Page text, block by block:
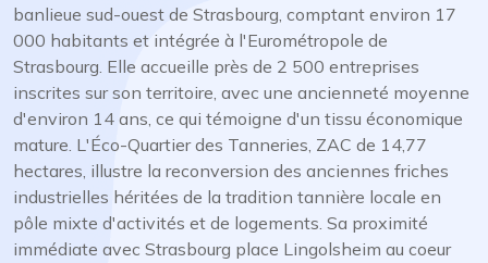
banlieue sud-ouest de Strasbourg, comptant environ 17
000 habitants et intégrée à l'Eurométropole de
Strasbourg. Elle accueille près de 2 500 entreprises
inscrites sur son territoire, avec une ancienneté moyenne
d'environ 14 ans, ce qui témoigne d'un tissu économique
mature. L'Éco-Quartier des Tanneries, ZAC de 14,77
hectares, illustre la reconversion des anciennes friches
industrielles héritées de la tradition tannière locale en
pôle mixte d'activités et de logements. Sa proximité
immédiate avec Strasbourg place Lingolsheim au coeur